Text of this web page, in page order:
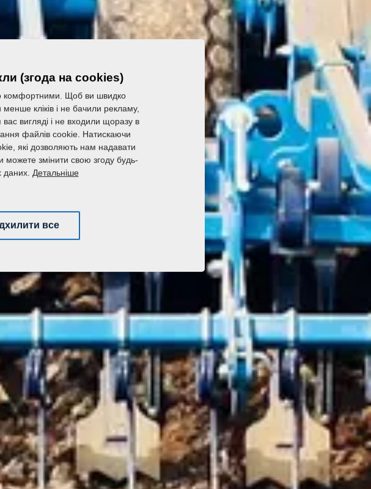
(згода на cookies)
комфортними. Щоб ви швидко
кліків і не бачили рекламу,
вигляді і не входили щоразу в
файлів cookie. Натискаючи
які дозволяють нам надавати
можете змінити свою згоду будь-
даних. Детальніше
все